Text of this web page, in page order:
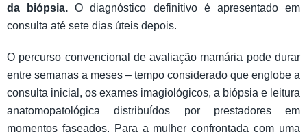
da biópsia. O diagnóstico definitivo é apresentado em
consulta até sete dias úteis depois.
O percurso convencional de avaliação mamária pode durar
entre semanas a meses – tempo considerado que englobe a
consulta inicial, os exames imagiológicos, a biópsia e leitura
anatomopatológica distribuídos por prestadores em
momentos faseados. Para a mulher confrontada com uma